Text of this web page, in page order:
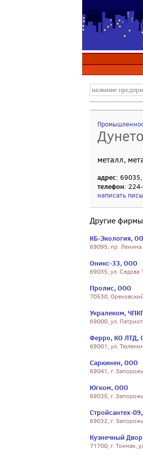
металл,
адрес:
телефон:
написать
Другие фирмы
КБ-Экология,
69095, пр.
Оникс-33, ООО
69035, ул. Седова
Пролис, ООО
70530,
Укралеком,
69000, ул.
Ферро, КО ЛТД,
69001, ул.
Саркинен, ООО
69041, г.
Югком, ООО
69035, г.
Стройсантех-
69032, г.
Кузнечный
71700, г. Токмак,